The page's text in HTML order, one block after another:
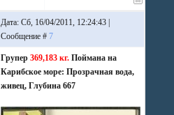
Дата: Сб, 16/04/2011, 12:24:43 |
Сообщение #7
Групер369,183 кг. Поймана на
Карибское море: Прозрачная вода,
живец, Глубина 667